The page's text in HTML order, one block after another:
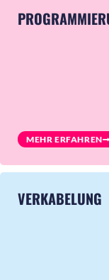
MEHR ERFAHREN
VERKABELUNG